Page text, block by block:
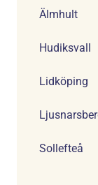
Älmhult
Hudiksvall
Lidköping
Sollefteå